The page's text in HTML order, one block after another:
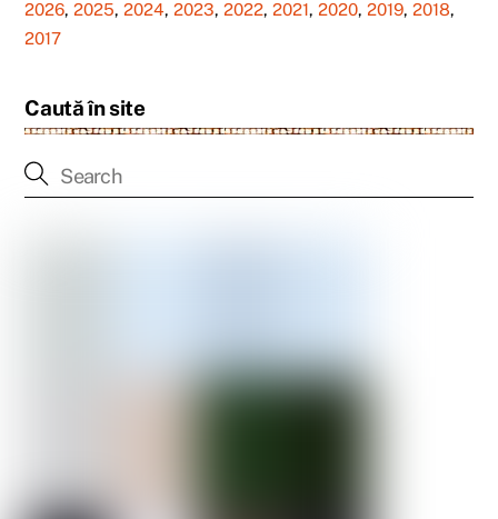
2026,2025,2024,2023,2022,2021,2020,2019,2018,
2017
Caută în site